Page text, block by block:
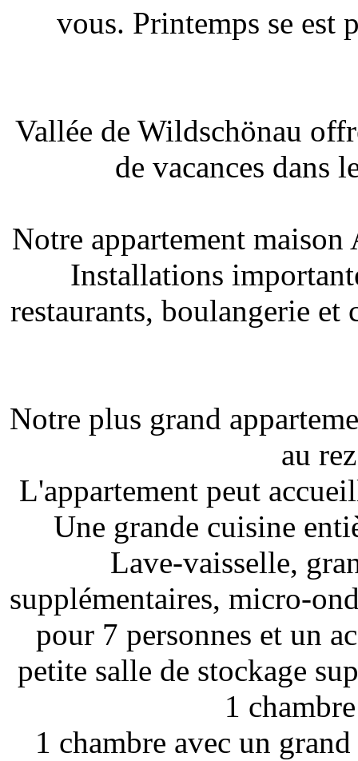
vous. Printemps se est
Vallée de Wildschönau
de vacances dans
Notre appartement maison
Installations
restaurants, boulangerie
Notre plus grand
au
L'appartement peut
Une grande cuisine
Lave-vaisselle,
supplémentaires, micro-
pour 7 personnes et un
petite salle de stockage
1
1 chambre avec un